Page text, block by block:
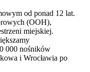
od ponad 12 lat.
(OOH),
miejskiej.
000 nośników
i Wrocławia po